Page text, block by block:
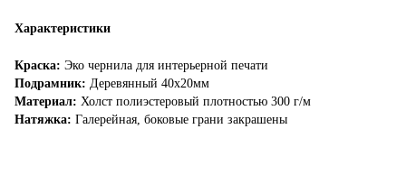
Характеристики
Краска: Эко чернила для интерьерной печати
Подрамник: Деревянный 40х20мм
Материал: Холст полиэстеровый плотностью 300 г/м
Натяжка: Галерейная, боковые грани закрашены